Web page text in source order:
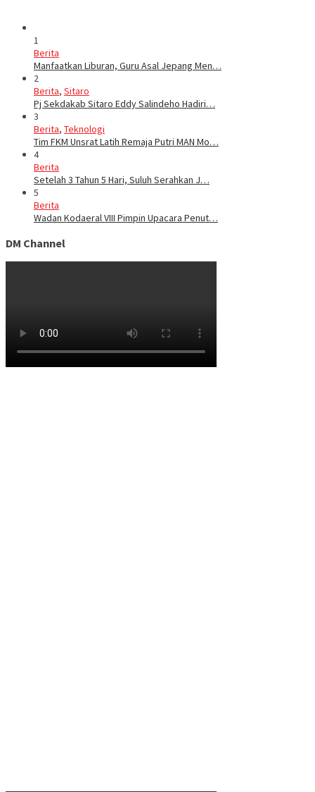
1
Berita
Manfaatkan Liburan, Guru Asal Jepang Men…
2
Berita, Sitaro
Pj Sekdakab Sitaro Eddy Salindeho Hadiri…
3
Berita, Teknologi
Tim FKM Unsrat Latih Remaja Putri MAN Mo…
4
Berita
Setelah 3 Tahun 5 Hari, Suluh Serahkan J…
5
Berita
Wadan Kodaeral VIII Pimpin Upacara Penut…
DM Channel